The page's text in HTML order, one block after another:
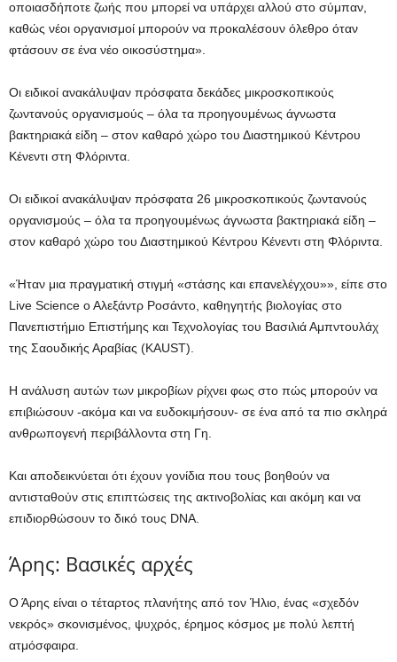
οποιασδήποτε ζωής που μπορεί να υπάρχει αλλού στο σύμπαν,
καθώς νέοι οργανισμοί μπορούν να προκαλέσουν όλεθρο όταν
φτάσουν σε ένα νέο οικοσύστημα».
Οι ειδικοί ανακάλυψαν πρόσφατα δεκάδες μικροσκοπικούς
ζωντανούς οργανισμούς – όλα τα προηγουμένως άγνωστα
βακτηριακά είδη – στον καθαρό χώρο του Διαστημικού Κέντρου
Κένεντι στη Φλόριντα.
Οι ειδικοί ανακάλυψαν πρόσφατα 26 μικροσκοπικούς ζωντανούς
οργανισμούς – όλα τα προηγουμένως άγνωστα βακτηριακά είδη –
στον καθαρό χώρο του Διαστημικού Κέντρου Κένεντι στη Φλόριντα.
«Ήταν μια πραγματική στιγμή «στάσης και επανελέγχου»», είπε στο
Live Science ο Αλεξάντρ Ροσάντο, καθηγητής βιολογίας στο
Πανεπιστήμιο Επιστήμης και Τεχνολογίας του Βασιλιά Αμπντουλάχ
της Σαουδικής Αραβίας (KAUST).
Η ανάλυση αυτών των μικροβίων ρίχνει φως στο πώς μπορούν να
επιβιώσουν -ακόμα και να ευδοκιμήσουν- σε ένα από τα πιο σκληρά
ανθρωπογενή περιβάλλοντα στη Γη.
Και αποδεικνύεται ότι έχουν γονίδια που τους βοηθούν να
αντισταθούν στις επιπτώσεις της ακτινοβολίας και ακόμη και να
επιδιορθώσουν το δικό τους DNA.
Άρης: Βασικές αρχές
Ο Άρης είναι ο τέταρτος πλανήτης από τον Ήλιο, ένας «σχεδόν
νεκρός» σκονισμένος, ψυχρός, έρημος κόσμος με πολύ λεπτή
ατμόσφαιρα.